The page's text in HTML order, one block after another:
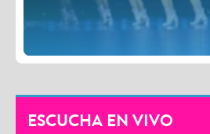
ESCUCHA EN VIVO